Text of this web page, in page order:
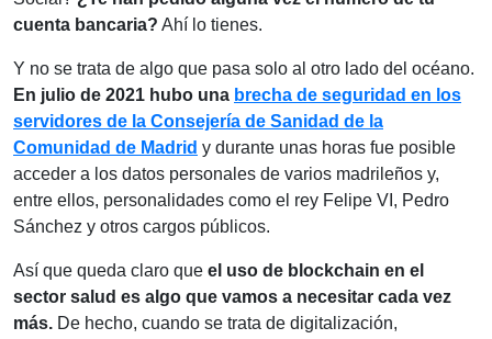
cuenta bancaria? Ahí lo tienes.
Y no se trata de algo que pasa solo al otro lado del océano.
En julio de 2021 hubo una brecha de seguridad en los
servidores de la Consejería de Sanidad de la
Comunidad de Madrid y durante unas horas fue posible
acceder a los datos personales de varios madrileños y,
entre ellos, personalidades como el rey Felipe VI, Pedro
Sánchez y otros cargos públicos.
Así que queda claro que el uso de blockchain en el
sector salud es algo que vamos a necesitar cada vez
más. De hecho, cuando se trata de digitalización,